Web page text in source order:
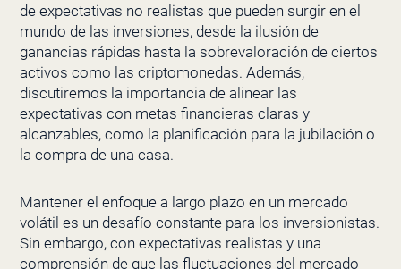
de expectativas no realistas que pueden surgir en el
mundo de las inversiones, desde la ilusión de
ganancias rápidas hasta la sobrevaloración de ciertos
activos como las criptomonedas. Además,
discutiremos la importancia de alinear las
expectativas con metas financieras claras y
alcanzables, como la planificación para la jubilación o
la compra de una casa.
Mantener el enfoque a largo plazo en un mercado
volátil es un desafío constante para los inversionistas.
Sin embargo, con expectativas realistas y una
comprensión de que las fluctuaciones del mercado